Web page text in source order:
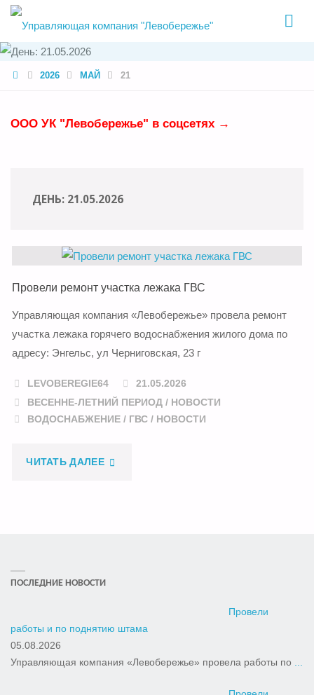
HOME2026 МАЙ 21
ООО УК "Левобережье" в соцсетях →
ДЕНЬ: 21.05.2026
Провели ремонт участка лежака ГВС
Управляющая компания «Левобережье» провела ремонт
участка лежака горячего водоснабжения жилого дома по
адресу: Энгельс, ул Черниговская, 23 г
LEVOBEREGIE64
21.05.2026
ВЕСЕННЕ-ЛЕТНИЙ ПЕРИОД/ НОВОСТИ
ВОДОСНАБЖЕНИЕ/ ГВС/ НОВОСТИ
ЧИТАТЬ ДАЛЕЕ"ПРОВЕЛИ
ГВС"
ПОСЛЕДНИЕ НОВОСТИ
Провели
работы и по поднятию штама
05.08.2026
Управляющая компания «Левобережье» провела работы по ...